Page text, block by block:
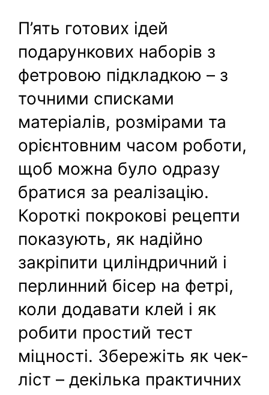
П’ять готових ідей
подарункових наборів з
фетровою підкладкою – з
точними списками
матеріалів, розмірами та
орієнтовним часом роботи,
щоб можна було одразу
братися за реалізацію.
Короткі покрокові рецепти
показують, як надійно
закріпити циліндричний і
перлинний бісер на фетрі,
коли додавати клей і як
робити простий тест
міцності. Збережіть як чек-
ліст – декілька практичних